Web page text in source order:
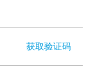
获取验证码